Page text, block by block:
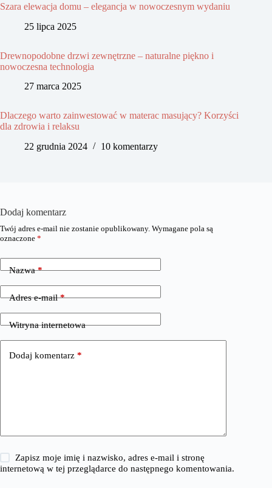
Szara elewacja domu – elegancja w nowoczesnym wydaniu
25 lipca 2025
Drewnopodobne drzwi zewnętrzne – naturalne piękno i
nowoczesna technologia
27 marca 2025
Dlaczego warto zainwestować w materac masujący? Korzyści
dla zdrowia i relaksu
22 grudnia 2024
10 komentarzy
Dodaj komentarz
Twój adres e-mail nie zostanie opublikowany. Wymagane pola są
oznaczone *
Nazwa*
Adres e-mail*
Witryna internetowa
Dodaj komentarz *
Zapisz moje imię i nazwisko, adres e-mail i stronę
internetową w tej przeglądarce do następnego komentowania.